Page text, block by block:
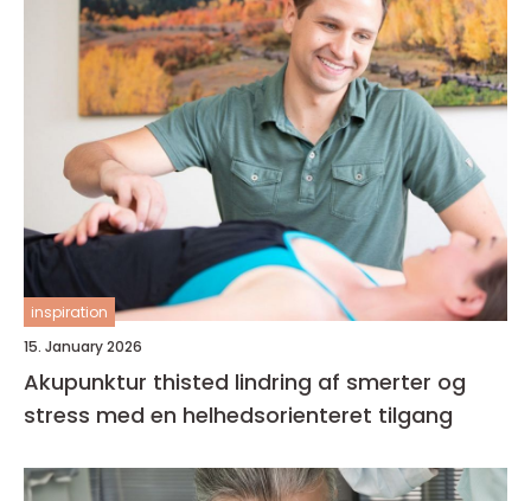
inspiration
15. January 2026
Akupunktur thisted lindring af smerter og
stress med en helhedsorienteret tilgang